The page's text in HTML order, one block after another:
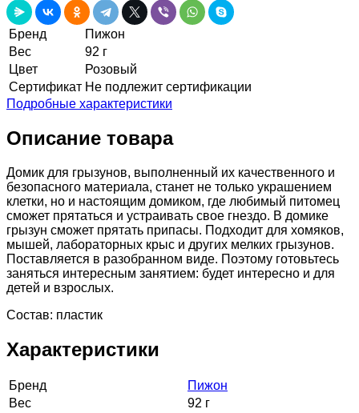
Бренд
Пижон
Вес
92 г
Цвет
Розовый
Сертификат Не подлежит сертификации
Подробные характеристики
Описание товара
Домик для грызунов, выполненный их качественного и
безопасного материала, станет не только украшением
клетки, но и настоящим домиком, где любимый питомец
сможет прятаться и устраивать свое гнездо. В домике
грызун сможет прятать припасы. Подходит для хомяков,
мышей, лабораторных крыс и других мелких грызунов.
Поставляется в разобранном виде. Поэтому готовьтесь
заняться интересным занятием: будет интересно и для
детей и взрослых.
Состав: пластик
Характеристики
Бренд
Пижон
Вес
92 г